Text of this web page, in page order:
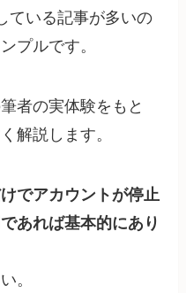
ている記事が多いの
プルです。
者の実体験をもと
解説します。
でアカウントが停止
あれば基本的にあり
。